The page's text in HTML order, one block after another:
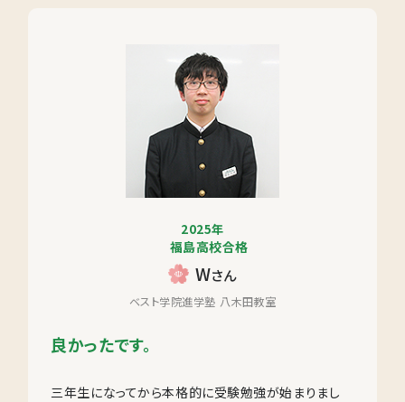
2025年
福島高校合格
Wさん
ベスト学院進学塾 八木田教室
良かったです。
三年生になってから本格的に受験勉強が始まりまし